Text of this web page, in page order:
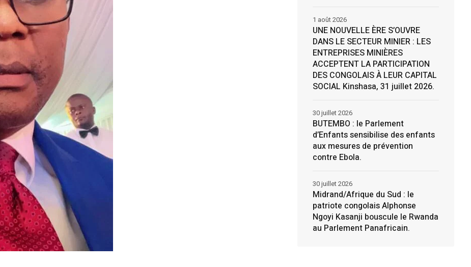
UNE NOUVELLE ÈRE S’OUVRE
DANS LE SECTEUR MINIER : LES
ENTREPRISES MINIÈRES
ACCEPTENT LA PARTICIPATION
DES CONGOLAIS À LEUR CAPITAL
SOCIAL Kinshasa, 31 juillet 2026.
1 août 2026
BUTEMBO : le Parlement
d’Enfants sensibilise des enfants
aux mesures de prévention
contre Ebola.
30 juillet 2026
Midrand/Afrique du Sud : le
patriote congolais Alphonse
Ngoyi Kasanji bouscule le Rwanda
au Parlement Panafricain.
30 juillet 2026